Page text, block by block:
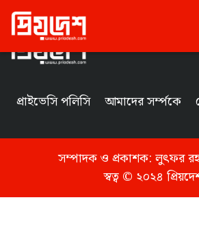
Tag
প্রাইভেসি পলিসি আমাদের সর্ম্পকে
সম্পাদক ও প্রকাশক: লুৎফর
স্বত্ব © ২০২৪